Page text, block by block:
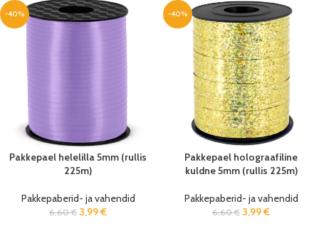
-40%
Pakkepael helelilla 5mm (rullis
225m)
Pakkepaberid- ja vahendid
6,60€ 3,99€
-40%
Pakkepael holograafiline
kuldne 5mm (rullis 225m)
Pakkepaberid- ja vahendid
6,60€ 3,99€